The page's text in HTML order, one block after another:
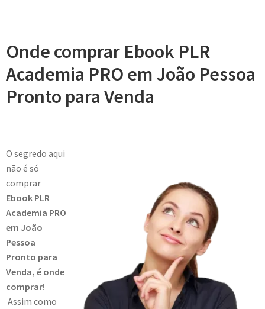
Onde comprar Ebook PLR
Academia PRO em João Pessoa
Pronto para Venda
O segredo aqui
não é só
comprar
Ebook PLR
Academia PRO
em João
Pessoa
Pronto para
Venda, é onde
comprar!
Assim como